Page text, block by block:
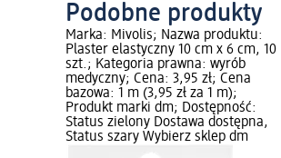
Podobne produkty
Marka: Mivolis; Nazwa produktu:
Plaster elastyczny 10 cm x 6 cm, 10
szt.; Kategoria prawna: wyrób
medyczny; Cena: 3,95 zł; Cena
bazowa: 1 m (3,95 zł za 1 m);
Produkt marki dm; Dostępność:
Status zielony Dostawa dostępna,
Status szary Wybierz sklep dm